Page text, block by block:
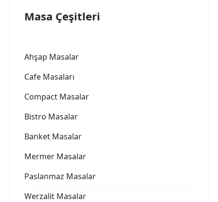
Masa Çeşitleri
Ahşap Masalar
Cafe Masaları
Compact Masalar
Bistro Masalar
Banket Masalar
Mermer Masalar
Paslanmaz Masalar
Werzalit Masalar